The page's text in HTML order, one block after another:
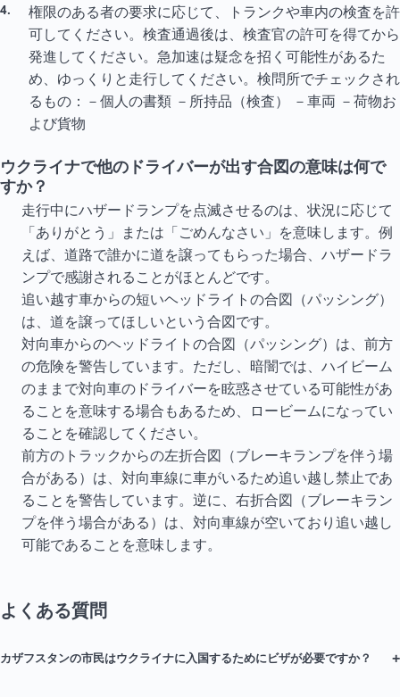
権限のある者の要求に応じて、トランクや車内の検査を許
可してください。検査通過後は、検査官の許可を得てから
発進してください。急加速は疑念を招く可能性があるた
め、ゆっくりと走行してください。検問所でチェックされ
るもの：－個人の書類 －所持品（検査） －車両 －荷物お
よび貨物
ウクライナで他のドライバーが出す合図の意味は何で
すか？
走行中にハザードランプを点滅させるのは、状況に応じて
「ありがとう」または「ごめんなさい」を意味します。例
えば、道路で誰かに道を譲ってもらった場合、ハザードラ
ンプで感謝されることがほとんどです。
追い越す車からの短いヘッドライトの合図（パッシング）
は、道を譲ってほしいという合図です。
対向車からのヘッドライトの合図（パッシング）は、前方
の危険を警告しています。ただし、暗闇では、ハイビーム
のままで対向車のドライバーを眩惑させている可能性があ
ることを意味する場合もあるため、ロービームになってい
ることを確認してください。
前方のトラックからの左折合図（ブレーキランプを伴う場
合がある）は、対向車線に車がいるため追い越し禁止であ
ることを警告しています。逆に、右折合図（ブレーキラン
プを伴う場合がある）は、対向車線が空いており追い越し
可能であることを意味します。
よくある質問
カザフスタンの市民はウクライナに入国するためにビザが必要ですか？ +